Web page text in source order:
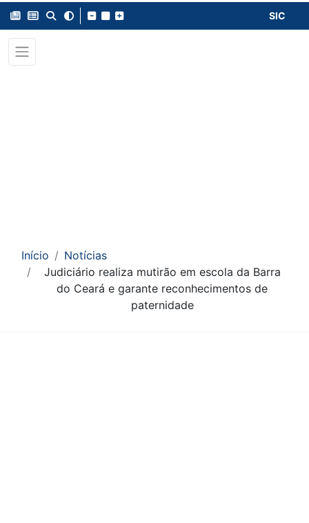
SIC
Início
Notícias
Judiciário realiza mutirão em escola da Barra
do Ceará e garante reconhecimentos de
paternidade